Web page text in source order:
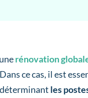
rénovation
ce cas, il est
les